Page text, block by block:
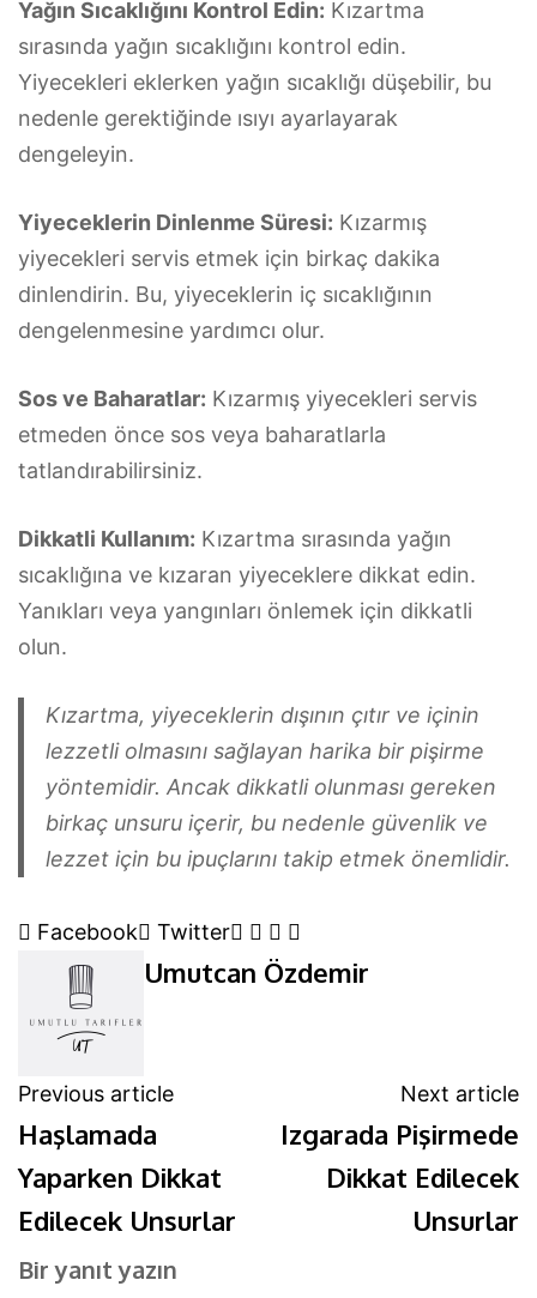
Yağın Sıcaklığını Kontrol Edin: Kızartma
sırasında yağın sıcaklığını kontrol edin.
Yiyecekleri eklerken yağın sıcaklığı düşebilir, bu
nedenle gerektiğinde ısıyı ayarlayarak
dengeleyin.
Yiyeceklerin Dinlenme Süresi: Kızarmış
yiyecekleri servis etmek için birkaç dakika
dinlendirin. Bu, yiyeceklerin iç sıcaklığının
dengelenmesine yardımcı olur.
Sos ve Baharatlar: Kızarmış yiyecekleri servis
etmeden önce sos veya baharatlarla
tatlandırabilirsiniz.
Dikkatli Kullanım: Kızartma sırasında yağın
sıcaklığına ve kızaran yiyeceklere dikkat edin.
Yanıkları veya yangınları önlemek için dikkatli
olun.
Kızartma, yiyeceklerin dışının çıtır ve içinin
lezzetli olmasını sağlayan harika bir pişirme
yöntemidir. Ancak dikkatli olunması gereken
birkaç unsuru içerir, bu nedenle güvenlik ve
lezzet için bu ipuçlarını takip etmek önemlidir.
Facebook Twitter Google+
LinkedIn
Whatsapp
Umutcan Özdemir
Previous article
Haşlamada
Yaparken Dikkat
Edilecek Unsurlar
Next article
Izgarada Pişirmede
Dikkat Edilecek
Unsurlar
Bir yanıt yazın